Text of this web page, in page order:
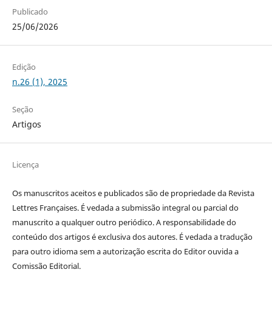
Publicado
25/06/2026
Edição
n.26 (1), 2025
Seção
Artigos
Licença
Os manuscritos aceitos e publicados são de propriedade da Revista
Lettres Françaises. É vedada a submissão integral ou parcial do
manuscrito a qualquer outro periódico. A responsabilidade do
conteúdo dos artigos é exclusiva dos autores. É vedada a tradução
para outro idioma sem a autorização escrita do Editor ouvida a
Comissão Editorial.